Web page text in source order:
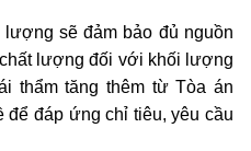
sẽ đảm bảo đủ nguồn
lượng đối với khối lượng
thẩm tăng thêm từ Tòa án
để đáp ứng chỉ tiêu, yêu cầu